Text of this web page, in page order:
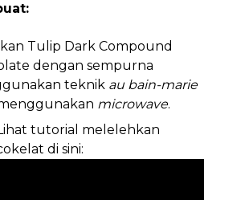
Tulip Dark Compound
dengan sempurna
teknik au bain-marie
microwave.
tutorial melelehkan
di sini: